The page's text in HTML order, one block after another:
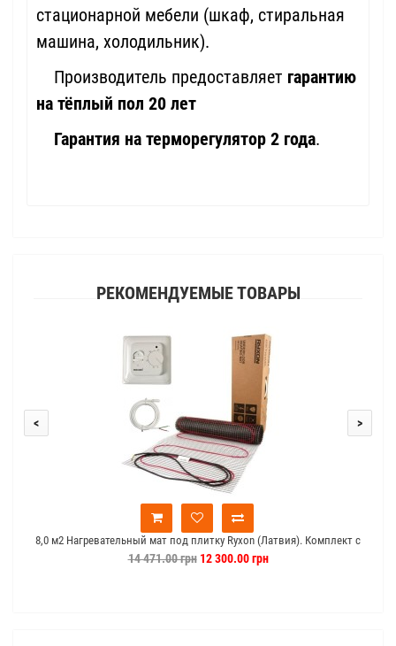
стационарной мебели (шкаф, стиральная
машина, холодильник).
Производитель предоставляет гарантию
на тёплый пол 20 лет
Гарантия на терморегулятор 2 года.
РЕКОМЕНДУЕМЫЕ ТОВАРЫ
8,0 м2 Нагревательный мат под плитку Ryxon (Латвия). Комплект с
RTC70
14 471.00 грн12 300.00 грн
< >